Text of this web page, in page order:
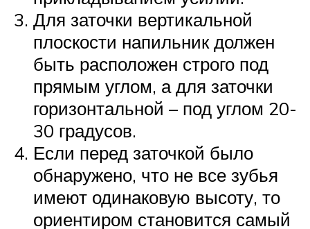
Для заточки вертикальной
плоскости напильник должен
быть расположен строго под
прямым углом, а для заточки
горизонтальной – под углом 20-
30 градусов.
Если перед заточкой было
обнаружено, что не все зубья
имеют одинаковую высоту, то
ориентиром становится самый